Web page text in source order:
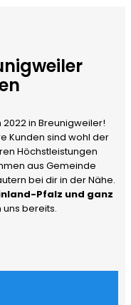
in Breunigweiler!
Kunden sind wohl der
Höchstleistungen
aus Gemeinde
bei dir in der Nähe.
Pfalz und ganz
bereits.